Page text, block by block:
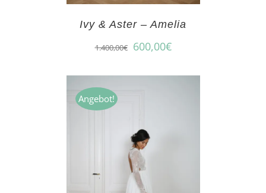
Ivy & Aster – Amelia
1.400,00€ 600,00€
Angebot!